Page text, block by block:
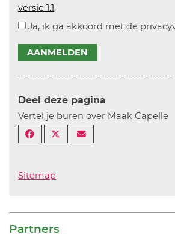
versie 1.1.
Ja, ik ga akkoord met de
AANMELDEN
Deel deze pagina
Vertel je buren over Maak Capelle
Sitemap
Partners